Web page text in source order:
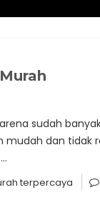
sudah
dan tidak
terpercaya